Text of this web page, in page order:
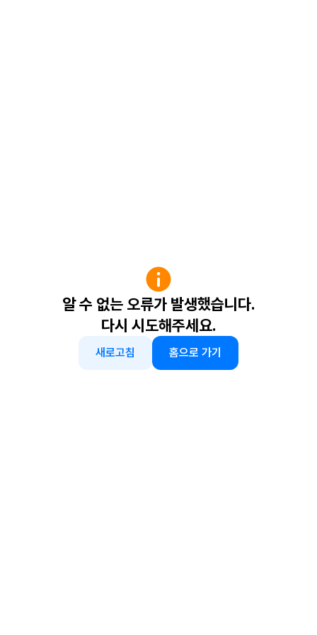
알 수 없는 오류가 발생했습니다.
다시 시도해주세요.
새로고침 홈으로 가기